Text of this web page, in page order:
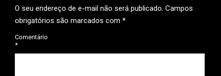
O seu endereço de e-mail não será publicado. Campos
obrigatórios são marcados com *
Comentário
*